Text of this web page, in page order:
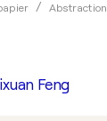
Abstraction
Feng